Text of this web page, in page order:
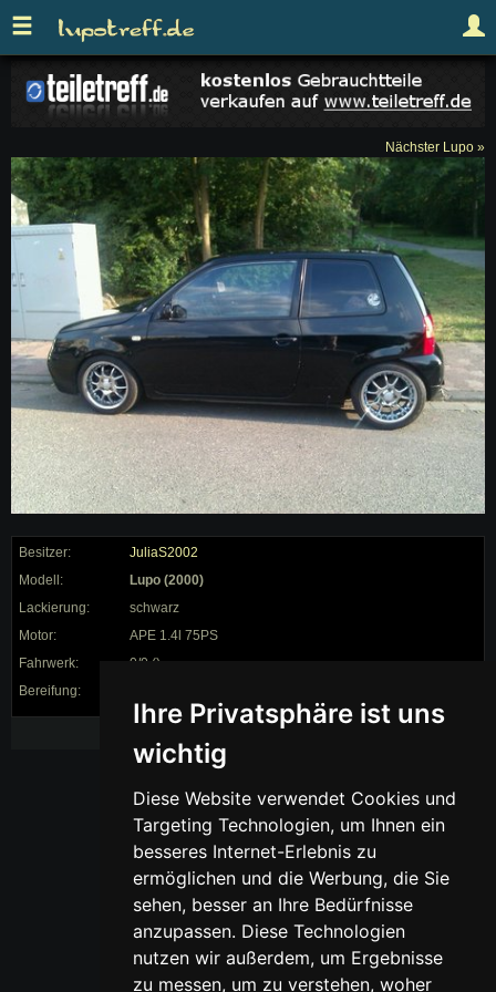
Ihre Privatsphäre ist uns
wichtig
Diese Website verwendet Cookies und
Targeting Technologien, um Ihnen ein
besseres Internet-Erlebnis zu
ermöglichen und die Werbung, die Sie
sehen, besser an Ihre Bedürfnisse
anzupassen. Diese Technologien
nutzen wir außerdem, um Ergebnisse
zu messen, um zu verstehen, woher
Nächster Lupo »
Besitzer:
JuliaS2002
Modell:
Lupo (2000)
Lackierung:
schwarz
Motor:
APE 1.4l 75PS
Fahrwerk:
0/0 ()
Bereifung: